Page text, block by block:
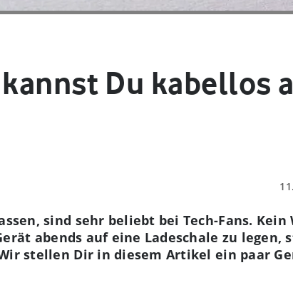
Du kabellos
sind sehr beliebt bei Tech-Fans. Kein
abends auf eine Ladeschale zu legen,
stellen Dir in diesem Artikel ein paar